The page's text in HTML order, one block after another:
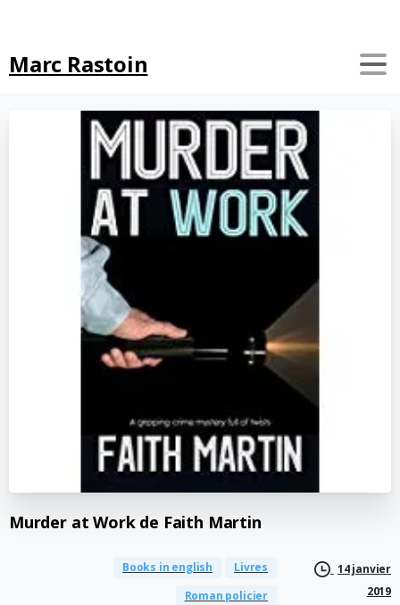
Marc Rastoin
Murder at Work de Faith Martin
Books in english
Livres
Roman policier
14 janvier
2019